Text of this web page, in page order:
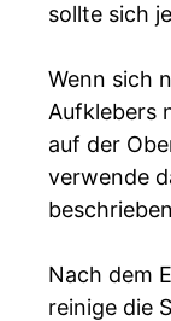
sollte sich
Wenn sich
Aufklebers
auf der
verwende
Nach dem
reinige die